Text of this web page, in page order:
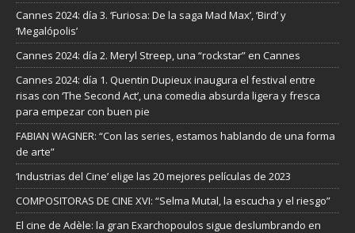
Cannes 2024: día 3. ‘Furiosa: De la saga Mad Max’, ‘Bird’ y
‘Megalópolis’
Cannes 2024: día 2. Meryl Streep, una “rockstar” en Cannes
Cannes 2024: día 1. Quentin Dupieux inaugura el festival entre
risas con ‘The Second Act’, una comedia absurda ligera y fresca
para empezar con buen pie
FABIAN WAGNER: “Con las series, estamos hablando de una forma
de arte”
‘Industrias del Cine’ elige las 20 mejores películas de 2023
COMPOSITORAS DE CINE XVI: “Selma Mutal, la escucha y el riesgo”
El cine de Adèle: la gran Exarchopoulos sigue deslumbrando en